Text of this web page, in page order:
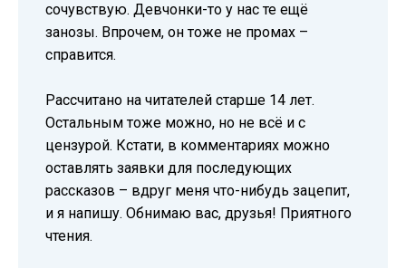
сочувствую. Девчонки-то у нас те ещё
занозы. Впрочем, он тоже не промах –
справится.
Рассчитано на читателей старше 14 лет.
Остальным тоже можно, но не всё и с
цензурой. Кстати, в комментариях можно
оставлять заявки для последующих
рассказов – вдруг меня что-нибудь зацепит,
и я напишу. Обнимаю вас, друзья! Приятного
чтения.